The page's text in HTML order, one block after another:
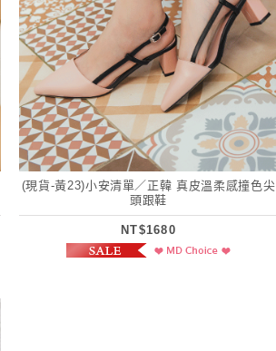
(現貨-黃23)小安清單／正韓 真皮溫柔感撞色尖
頭跟鞋
NT$1680